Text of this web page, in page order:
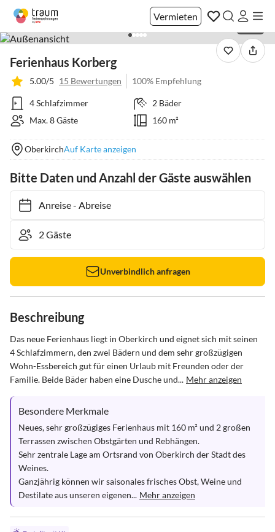
Vermieten
Ferienhaus Korberg
5.00/5 15 Bewertungen 100% Empfehlung
4 Schlafzimmer
2 Bäder
Max. 8 Gäste
160 m²
OberkirchAuf Karte anzeigen
Bitte Daten und Anzahl der Gäste auswählen
Anreise- Abreise
Unverbindlich anfragen
Beschreibung
Das neue Ferienhaus liegt in Oberkirch und eignet sich mit seinen
4 Schlafzimmern, den zwei Bädern und dem sehr großzügigen
Wohn-Essbereich gut für einen Urlaub mit Freunden oder der
Familie. Beide Bäder haben eine Dusche und... Mehr anzeigen
Besondere Merkmale
Neues, sehr großzügiges Ferienhaus mit 160 m² und 2 großen
Terrassen zwischen Obstgärten und Rebhängen.
Sehr zentrale Lage am Ortsrand von Oberkirch der Stadt des
Weines.
Ganzjährig können wir saisonales frisches Obst, Weine und
Destilate aus unseren eigenen... Mehr anzeigen